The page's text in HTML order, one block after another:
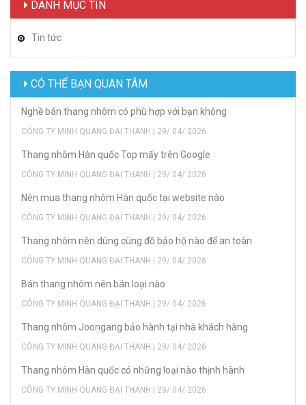
DANH MỤC TIN
Tin tức
CÓ THỂ BẠN QUAN TÂM
Nghề bán thang nhôm có phù hợp với bạn không
CÔNG TY MINH QUANG ĐẠI THANH | 29/ 04/ 2026
Thang nhôm Hàn quốc Top mấy trên Google
CÔNG TY MINH QUANG ĐẠI THANH | 29/ 04/ 2026
Nên mua thang nhôm Hàn quốc tại website nào
CÔNG TY MINH QUANG ĐẠI THANH | 29/ 04/ 2026
Thang nhôm nên dùng cùng đồ bảo hộ nào để an toàn
CÔNG TY MINH QUANG ĐẠI THANH | 29/ 04/ 2026
Bán thang nhôm nên bán loại nào
CÔNG TY MINH QUANG ĐẠI THANH | 29/ 04/ 2026
Thang nhôm Joongang bảo hành tại nhà khách hàng
CÔNG TY MINH QUANG ĐẠI THANH | 29/ 04/ 2026
Thang nhôm Hàn quốc có những loại nào thịnh hành
CÔNG TY MINH QUANG ĐẠI THANH | 29/ 04/ 2026